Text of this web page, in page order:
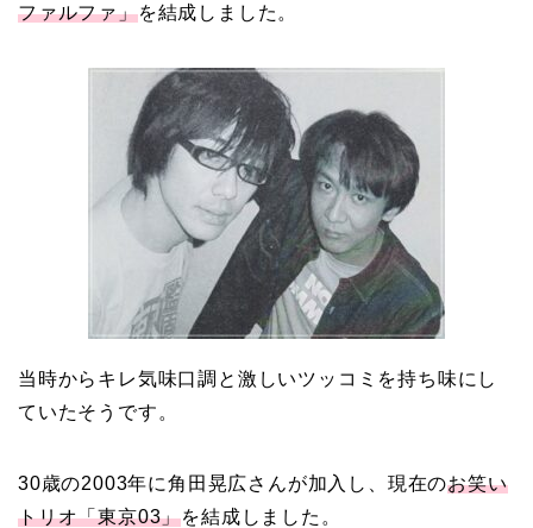
ファルファ」を結成しました。
当時からキレ気味口調と激しいツッコミを持ち味にし
ていたそうです。
30歳の2003年に角田晃広さんが加入し、現在のお笑い
トリオ「東京03」を結成しました。